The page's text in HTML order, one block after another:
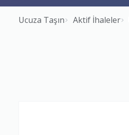
Ucuza Taşın Aktif İhaleler